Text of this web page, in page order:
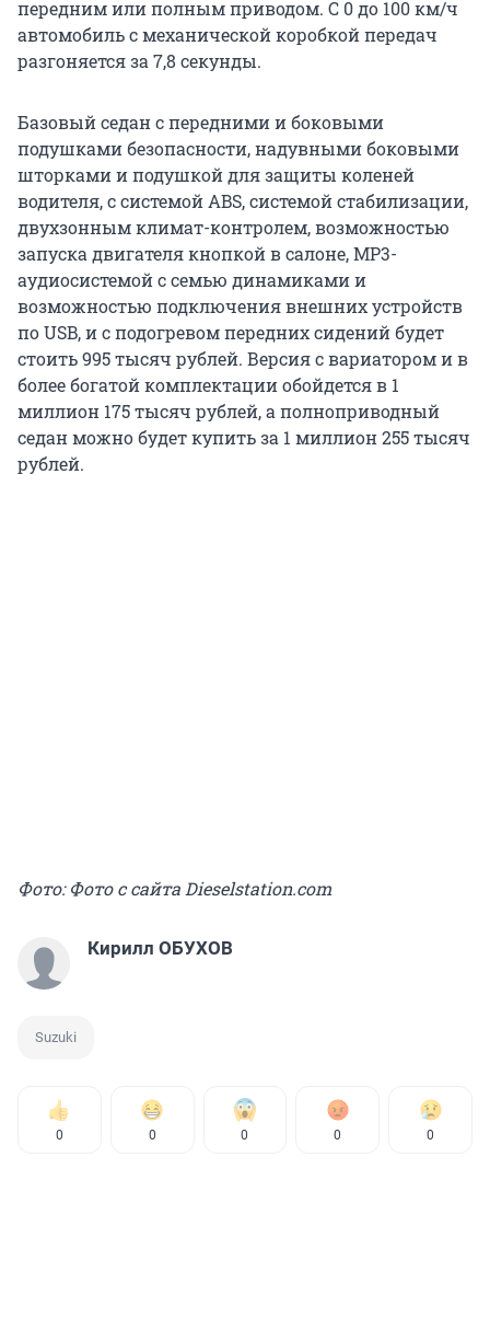
передним или полным приводом. С 0 до 100 км/ч
автомобиль с механической коробкой передач
разгоняется за 7,8 секунды.
Базовый седан с передними и боковыми
подушками безопасности, надувными боковыми
шторками и подушкой для защиты коленей
водителя, с системой ABS, системой стабилизации,
двухзонным климат-контролем, возможностью
запуска двигателя кнопкой в салоне, MP3-
аудиосистемой с семью динамиками и
возможностью подключения внешних устройств
по USB, и с подогревом передних сидений будет
стоить 995 тысяч рублей. Версия с вариатором и в
более богатой комплектации обойдется в 1
миллион 175 тысяч рублей, а полноприводный
седан можно будет купить за 1 миллион 255 тысяч
рублей.
Фото: Фото с сайта Dieselstation.com
Кирилл ОБУХОВ
Suzuki
0 0 0 0 0